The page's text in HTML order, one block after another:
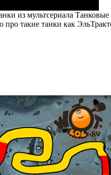
из мультсериала
такие танки как